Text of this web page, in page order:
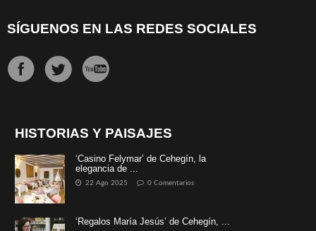
SÍGUENOS EN LAS REDES SOCIALES
HISTORIAS Y PAISAJES
‘Casino Felymar’ de Cehegín, la
elegancia de ...
22 Ago 2025 0 Comentarios
‘Regalos María Jesús’ de Cehegín, ...